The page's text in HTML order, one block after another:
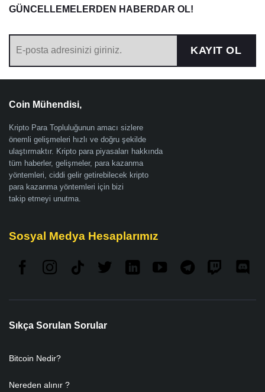
GÜNCELLEMELERDEN HABERDAR OL!
KAYIT OL
Coin Mühendisi,
Kripto Para Topluluğunun amacı sizlere
önemli gelişmeleri hızlı ve doğru şekilde
ulaştırmaktır. Kripto para piyasaları hakkında
tüm haberler, gelişmeler, para kazanma
yöntemleri, ciddi gelir getirebilecek kripto
para kazanma yöntemleri için bizi
takip etmeyi unutma.
Sosyal Medya Hesaplarımız
Sıkça Sorulan Sorular
Bitcoin Nedir?
Nereden alınır ?